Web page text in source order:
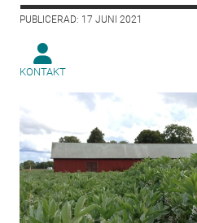
PUBLICERAD: 17 JUNI 2021
KONTAKT